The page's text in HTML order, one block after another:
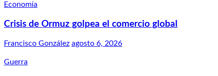
Economía
Crisis de Ormuz golpea el comercio global
Francisco González agosto 6, 2026
Guerra